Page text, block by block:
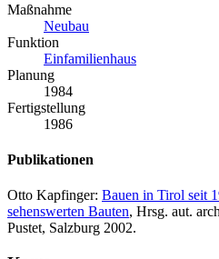
Maßnahme
Neubau
Funktion
Einfamilienhaus
Planung
1984
Fertigstellung
1986
Publikationen
Otto Kapfinger: Bauen in Tirol seit
sehenswerten Bauten, Hrsg. aut.
Pustet, Salzburg 2002.